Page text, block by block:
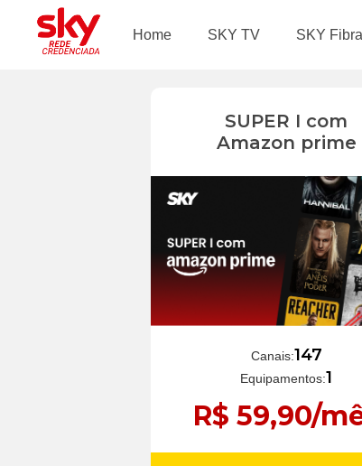
Home SKY TV SKY Fibra
SUPER I com
Amazon prime
Canais:147
Equipamentos:1
R$ 59,90/